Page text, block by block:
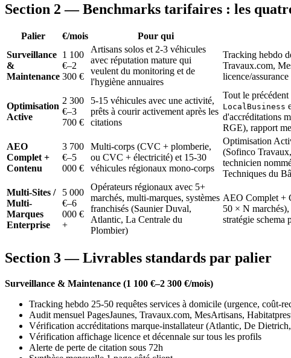
Section 2 — Benchmarks tarifaires : les
Palier €/mois Pour qui
Surveillance
&
Maintenance
1 100
€–2
300 €
Artisans solos et 2-3 véhicules
avec réputation mature qui
veulent du monitoring et de
l'hygiène annuaires
Tracking hebdo
Travaux.com,
licence/
Optimisation
Active
2 300
€–3
700 €
5-15 véhicules avec une activité,
prêts à courir activement après les
citations
Tout le
LocalBusiness
d'accréditations
RGE), rapport
AEO
Complet +
Contenu
3 700
€–5
000 €
Multi-corps (CVC + plomberie,
ou CVC + électricité) et 15-30
véhicules régionaux mono-corps
Optimisation
(Sofinco
technicien
Techniques du
Multi-Sites /
Multi-
Marques
Enterprise
5 000
€–6
000 €
+
Opérateurs régionaux avec 5+
marchés, multi-marques, systèmes
franchisés (Saunier Duval,
Atlantic, La Centrale du
Plombier)
AEO Complet +
50 × N
stratégie schema
Section 3 — Livrables standards par palier
Surveillance & Maintenance (1 100 €–2 300 €/mois)
Tracking hebdo 25-50 requêtes services à domicile (urgence,
Audit mensuel PagesJaunes, Travaux.com, MesArtisans,
Vérification accréditations marque-installateur (Atlantic, De
Vérification affichage licence et décennale sur tous les profils
Alerte de perte de citation sous 72h